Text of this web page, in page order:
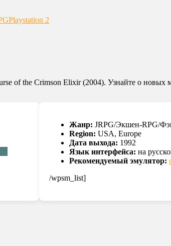
Playstation 2
of the Crimson Elixir (2004). Узнайте о новых
Жанр: JRPG/Экшен-RPG/
Region: USA, Europe
Дата выхода: 1992
Язык интерфейса: на
Рекомендуемый эмулятор:
/wpsm_list]